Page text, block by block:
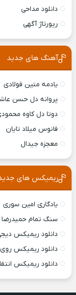
دانلود مداحی
رپورتاژ آگهی
آهنگ های جدید
یادمه متین فولادی
پروانه دل حسن
دوتا دل کاوه
فانوس میلاد تایان
معجزه جیدال
ریمیکس های
یادگاری امین سوری
سنگ تمام حمیدرضا
دانلود ریمیکس
دانلود ریمیکس
دانلود ریمیکس